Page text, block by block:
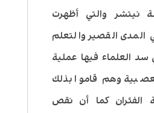
نيتشر والتي أظهرت
المدى القصير والتعلم
سد العلماء فيها عملية
وهم قاموا بذلك
الفئران كما أن نقص